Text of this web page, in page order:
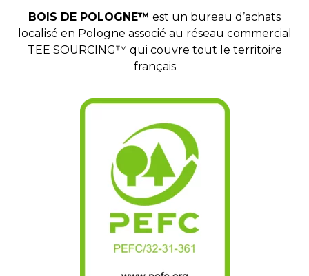
BOIS DE POLOGNE™ est un bureau d’achats
localisé en Pologne associé au réseau commercial
TEE SOURCING™ qui couvre tout le territoire
français